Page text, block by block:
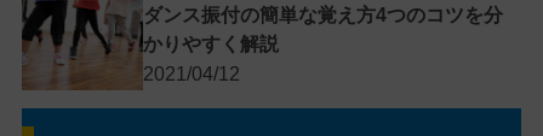
ダンス振付の簡単な覚え方4つのコツを分
かりやすく解説
2021/04/12